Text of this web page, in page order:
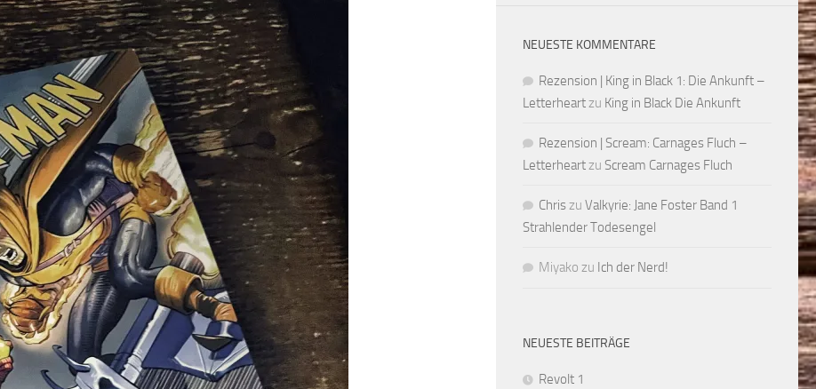
NEUESTE KOMMENTARE
Rezension | King in Black 1: Die Ankunft –
Letterheartzu King in Black Die Ankunft
Rezension | Scream: Carnages Fluch –
Letterheartzu Scream Carnages Fluch
Chriszu Valkyrie: Jane Foster Band 1
Strahlender Todesengel
Miyako zu Ich der Nerd!
NEUESTE BEITRÄGE
Revolt 1